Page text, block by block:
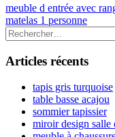
Navigation
de
l’article
Previous
article:
meuble d entrée avec
Next
article:
matelas 1 personne
Colonne
latérale
principale
Rechercher :
Articles récents
tapis gris turquoise
table basse acajou
sommier tapissier
miroir design salle